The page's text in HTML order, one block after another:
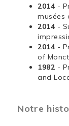
2014 -
musées
2014 -
2014 -
of
1982 -
and
Notre